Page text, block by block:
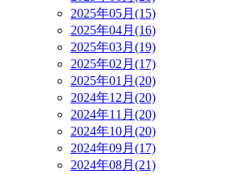
2025年05月(15)
2025年04月(16)
2025年03月(19)
2025年02月(17)
2025年01月(20)
2024年12月(20)
2024年11月(20)
2024年10月(20)
2024年09月(17)
2024年08月(21)